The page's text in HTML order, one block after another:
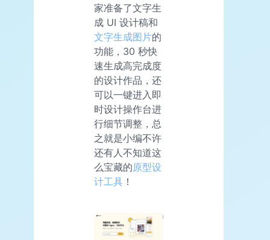
家准备了文字生
成 UI 设计稿和
文字生成图片的
功能，30 秒快
速生成高完成度
的设计作品，还
可以一键进入即
时设计操作台进
行细节调整，总
之就是小编不许
还有人不知道这
么宝藏的原型设
计工具 ！